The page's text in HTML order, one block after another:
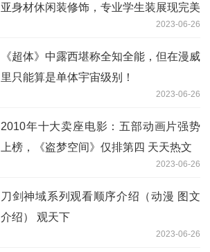
亚身材休闲装修饰，专业学生装展现完美
2023-06-26
《超体》中露西堪称全知全能，但在漫威
里只能算是单体宇宙级别！
2023-06-26
2010年十大卖座电影：五部动画片强势
上榜，《盗梦空间》仅排第四 天天热文
2023-06-26
刀剑神域系列观看顺序介绍（动漫 图文
介绍） 观天下
2023-06-26